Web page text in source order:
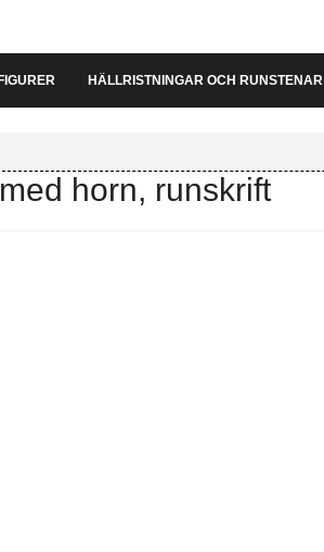
FIGURER HÄLLRISTNINGAR OCH RUNSTENAR
horn, runskrift